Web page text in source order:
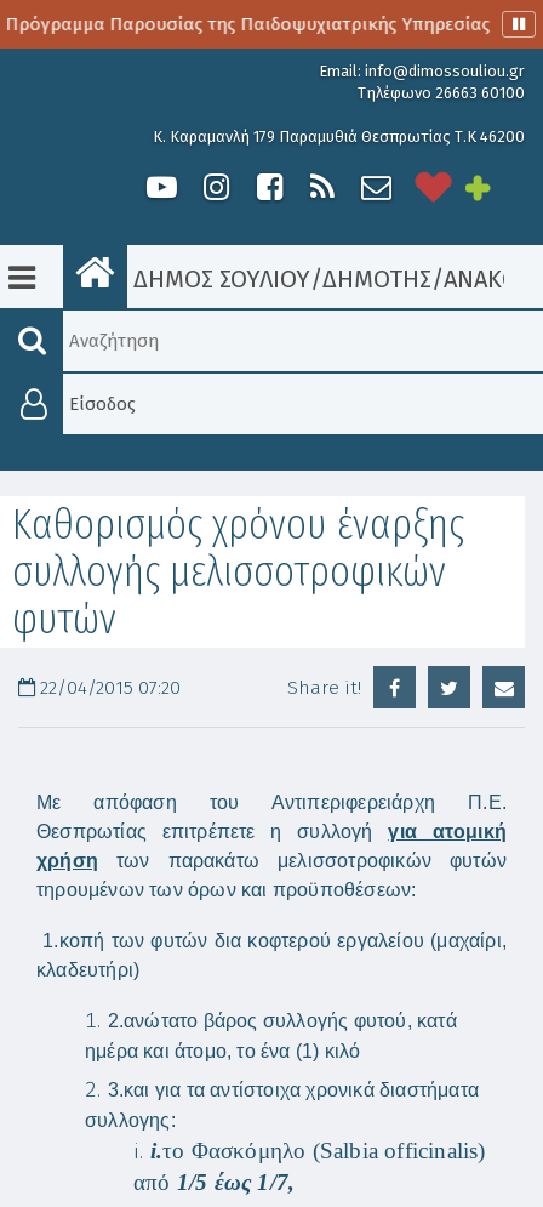
Παρουσίας της Παιδοψυχιατρικής Υπηρεσίας
Email: info@dimossouliou.gr
Τηλέφωνο 26663 60100
Κ. Καραμανλή 179 Παραμυθιά Θεσπρωτίας Τ.Κ 46200
ΔΗΜΟΣ ΣΟΥΛΙΟΥ/ΔΗΜΟΤΗΣ/
Είσοδος
Καθορισμός χρόνου έναρξης
συλλογής μελισσοτροφικών
φυτών
22/04/2015 07:20 Share it!
Με απόφαση του Αντιπεριφερειάρχη Π.Ε.
Θεσπρωτίας επιτρέπετε η συλλογήγια ατομική
χρήση των παρακάτω μελισσοτροφικών φυτών
τηρουμένων των όρων και προϋποθέσεων:
1.κοπή των φυτών δια κοφτερού εργαλείου (μαχαίρι,
κλαδευτήρι)
2.ανώτατο βάρος συλλογής φυτού, κατά
ημέρα και άτομο, το ένα (1) κιλό
3.και για τα αντίστοιχα χρονικά διαστήματα
συλλογης:
i.το Φασκόμηλο (Salbia officinalis)
από 1/5 έως 1/7,